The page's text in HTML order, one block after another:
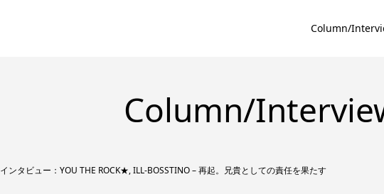
Column/
Column/
インタビュー：YOU THE ROCK★, ILL-BOSSTINO – 再起。兄貴としての責任を果たす